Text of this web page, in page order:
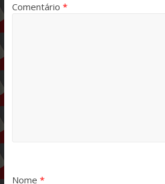
Comentário *
Nome *